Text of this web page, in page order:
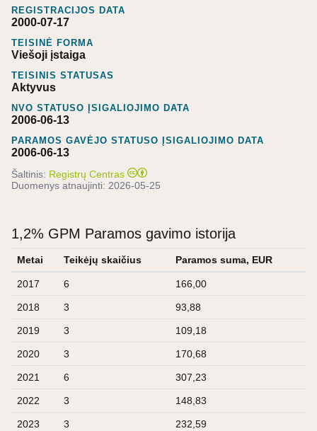
REGISTRACIJOS DATA
2000-07-17
TEISINĖ FORMA
Viešoji įstaiga
TEISINIS STATUSAS
Aktyvus
NVO STATUSO ĮSIGALIOJIMO DATA
2006-06-13
PARAMOS GAVĖJO STATUSO ĮSIGALIOJIMO DATA
2006-06-13
Šaltinis: Registrų Centras
Duomenys atnaujinti: 2026-05-25
1,2% GPM Paramos gavimo istorija
Metai Teikėjų skaičius Paramos suma, EUR
2017 6 166,00
2018 3 93,88
2019 3 109,18
2020 3 170,68
2021 6 307,23
2022 3 148,83
2023 3 232,59